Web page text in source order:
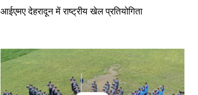
आईएमए देहरादून में राष्ट्रीय खेल प्रतियोगिता